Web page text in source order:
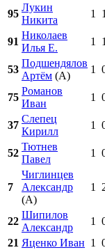
95
Лукин
Никита
1 1
91
Николаев
Илья Е.
1 1
53
Подшендялов
Артём (А)
1
75
Романов
Иван
1
37
Слепец
Кирилл
1
52
Тютнев
Павел
1
7
Чиглинцев
Александр
(А)
1
22
Шипилов
Александр
1
21 Яценко Иван 1